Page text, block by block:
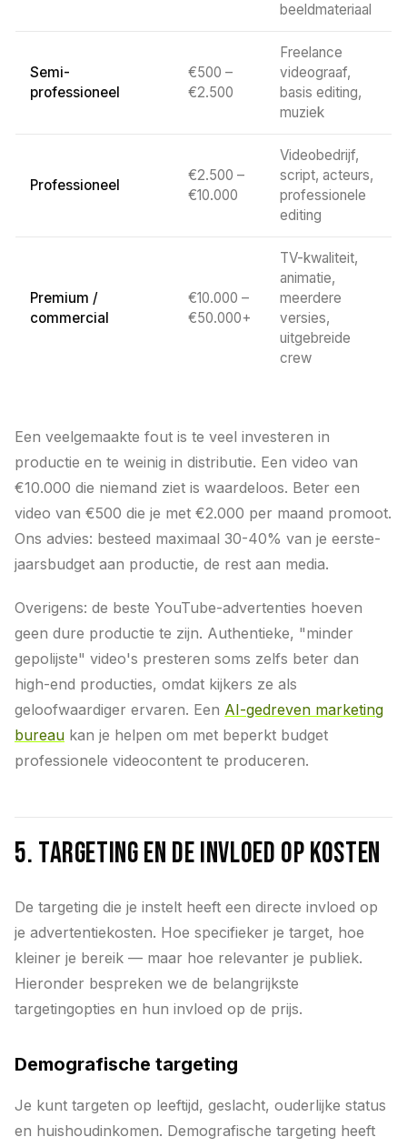
beeldmateriaal
Semi-
professioneel
€500 –
€2.500
Freelance
videograaf,
basis editing,
muziek
Professioneel
€2.500 –
€10.000
Videobedrijf,
script, acteurs,
professionele
editing
Premium /
commercial
€10.000 –
€50.000+
TV-kwaliteit,
animatie,
meerdere
versies,
uitgebreide
crew
Een veelgemaakte fout is te veel investeren in
productie en te weinig in distributie. Een video van
€10.000 die niemand ziet is waardeloos. Beter een
video van €500 die je met €2.000 per maand promoot.
Ons advies: besteed maximaal 30-40% van je eerste-
jaarsbudget aan productie, de rest aan media.
Overigens: de beste YouTube-advertenties hoeven
geen dure productie te zijn. Authentieke, "minder
gepolijste" video's presteren soms zelfs beter dan
high-end producties, omdat kijkers ze als
geloofwaardiger ervaren. Een AI-gedreven marketing
bureau kan je helpen om met beperkt budget
professionele videocontent te produceren.
5. Targeting en de invloed op kosten
De targeting die je instelt heeft een directe invloed op
je advertentiekosten. Hoe specifieker je target, hoe
kleiner je bereik — maar hoe relevanter je publiek.
Hieronder bespreken we de belangrijkste
targetingopties en hun invloed op de prijs.
Demografische targeting
Je kunt targeten op leeftijd, geslacht, ouderlijke status
en huishoudinkomen. Demografische targeting heeft